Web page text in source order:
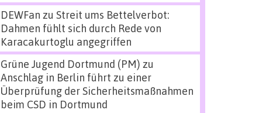
DEWFan zu Streit ums Bettelverbot:
Dahmen fühlt sich durch Rede von
Karacakurtoglu angegriffen
Grüne Jugend Dortmund (PM) zu
Anschlag in Berlin führt zu einer
Überprüfung der Sicherheitsmaßnahmen
beim CSD in Dortmund